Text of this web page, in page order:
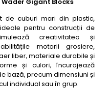
de cuburi mari din plastic,
pentru construcții de
creativitatea și
motorii grosiere,
liber, materiale durabile și
și culori, încurajează
bază, precum dimensiuni și
individual sau în grup.